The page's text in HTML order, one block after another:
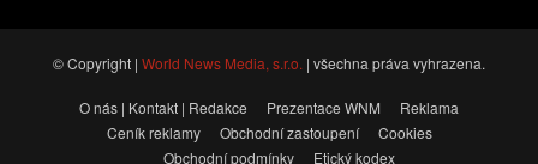
© Copyright | World News Media, s.r.o. | všechna práva vyhrazena.
O nás | Kontakt | Redakce Prezentace WNM
Reklama
Ceník reklamy
Obchodní zastoupení
Cookies
Obchodní podmínky
Etický kodex